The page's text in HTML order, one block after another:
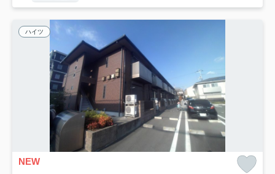
ハイツ
NEW